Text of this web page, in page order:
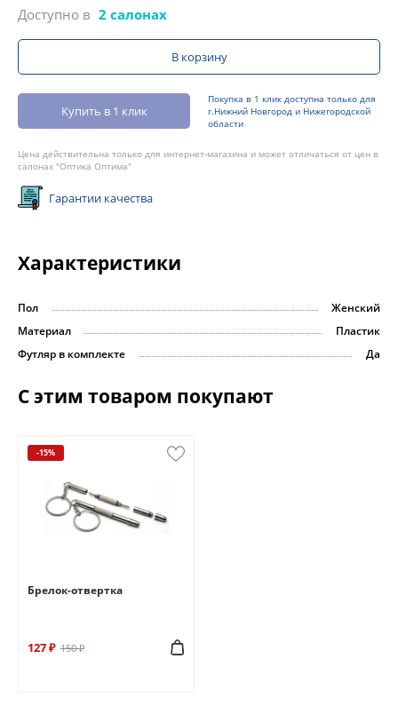
Доступно в 2 салонах
В корзину
Купить в 1 клик
Покупка в 1 клик доступна только для
г.Нижний Новгород и Нижегородской
области
Цена действительна только для интернет-магазина и может отличаться от цен в
салонах "Оптика Оптима"
Гарантии качества
Характеристики
Пол
Женский
Материал
Пластик
Футляр в комплекте
Да
С этим товаром покупают
-15%
Брелок-отвертка
127 ₽ 150 ₽